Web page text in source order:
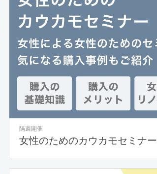
隔週開催
女性のためのカウカモセミナー